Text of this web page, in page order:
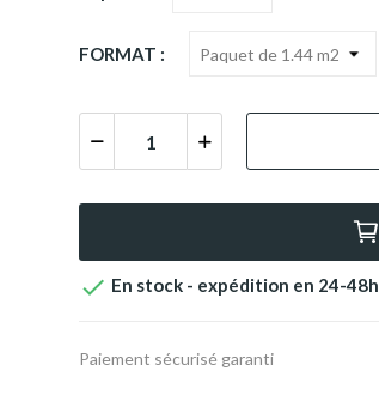
FORMAT :
 En stock - expédition en 24-48h
Paiement sécurisé garanti